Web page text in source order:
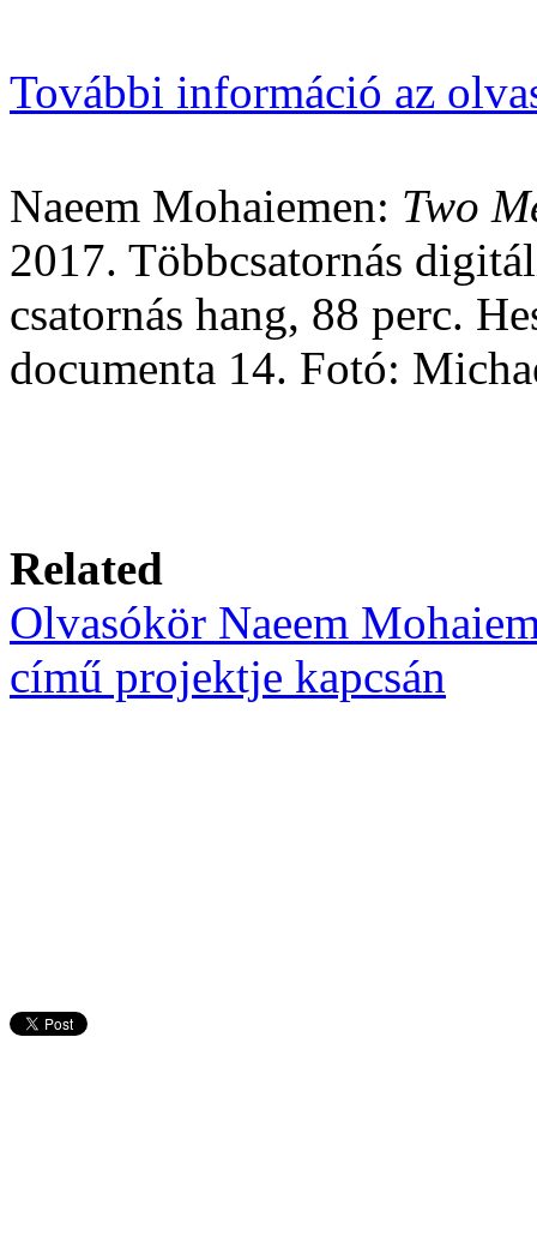
További információ az
Naeem Mohaiemen: Two
2017. Többcsatornás
csatornás hang, 88 perc.
documenta 14. Fotó:
Related
Olvasókör Naeem
című projektje kapcsán